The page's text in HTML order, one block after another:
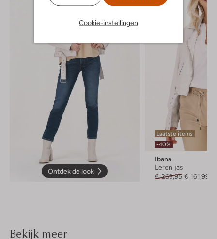
Cookie-instellingen
Ontdek de look
Laatste items
-40%
Ibana
Leren jas
€ 269,95 € 161,99
Bekijk meer